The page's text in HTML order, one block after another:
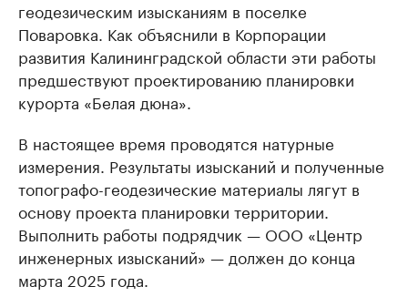
геодезическим изысканиям в поселке
Поваровка. Как объяснили в Корпорации
развития Калининградской области эти работы
предшествуют проектированию планировки
курорта «Белая дюна».
В настоящее время проводятся натурные
измерения. Результаты изысканий и полученные
топографо-геодезические материалы лягут в
основу проекта планировки территории.
Выполнить работы подрядчик — ООО «Центр
инженерных изысканий» — должен до конца
марта 2025 года.